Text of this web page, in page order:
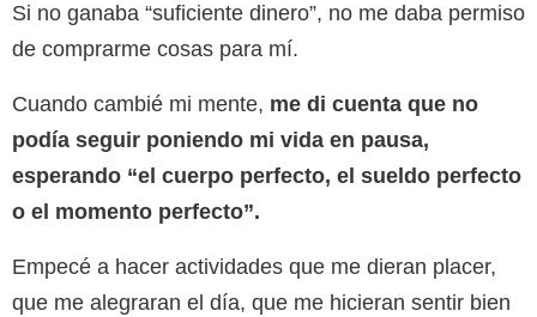
Si no ganaba “suficiente dinero”, no me daba permiso
de comprarme cosas para mí.
Cuando cambié mi mente, me di cuenta que no
podía seguir poniendo mi vida en pausa,
esperando “el cuerpo perfecto, el sueldo perfecto
o el momento perfecto”.
Empecé a hacer actividades que me dieran placer,
que me alegraran el día, que me hicieran sentir bien